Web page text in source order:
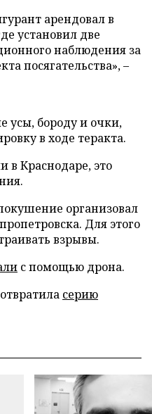
арендовал в
установил две
наблюдения за
посягательства», –
усы, бороду и очки,
в ходе теракта.
в Краснодаре, это
организовал
Для этого
взрывы.
с помощью дрона.
серию